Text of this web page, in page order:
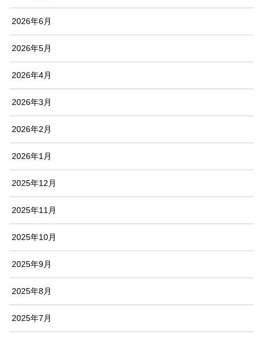
2026年6月
2026年5月
2026年4月
2026年3月
2026年2月
2026年1月
2025年12月
2025年11月
2025年10月
2025年9月
2025年8月
2025年7月